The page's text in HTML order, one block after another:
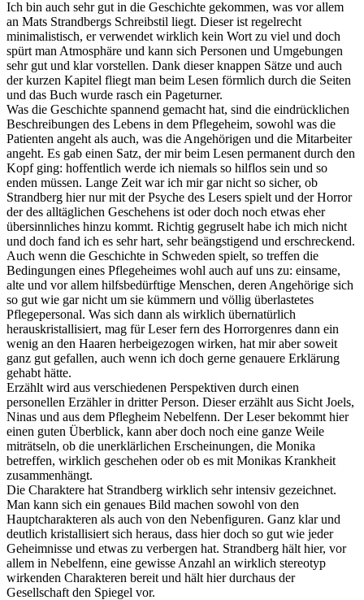
Ich bin auch sehr gut in die Geschichte gekommen, was vor allem
an Mats Strandbergs Schreibstil liegt. Dieser ist regelrecht
minimalistisch, er verwendet wirklich kein Wort zu viel und doch
spürt man Atmosphäre und kann sich Personen und Umgebungen
sehr gut und klar vorstellen. Dank dieser knappen Sätze und auch
der kurzen Kapitel fliegt man beim Lesen förmlich durch die Seiten
und das Buch wurde rasch ein Pageturner.
Was die Geschichte spannend gemacht hat, sind die eindrücklichen
Beschreibungen des Lebens in dem Pflegeheim, sowohl was die
Patienten angeht als auch, was die Angehörigen und die Mitarbeiter
angeht. Es gab einen Satz, der mir beim Lesen permanent durch den
Kopf ging: hoffentlich werde ich niemals so hilflos sein und so
enden müssen. Lange Zeit war ich mir gar nicht so sicher, ob
Strandberg hier nur mit der Psyche des Lesers spielt und der Horror
der des alltäglichen Geschehens ist oder doch noch etwas eher
übersinnliches hinzu kommt. Richtig gegruselt habe ich mich nicht
und doch fand ich es sehr hart, sehr beängstigend und erschreckend.
Auch wenn die Geschichte in Schweden spielt, so treffen die
Bedingungen eines Pflegeheimes wohl auch auf uns zu: einsame,
alte und vor allem hilfsbedürftige Menschen, deren Angehörige sich
so gut wie gar nicht um sie kümmern und völlig überlastetes
Pflegepersonal. Was sich dann als wirklich übernatürlich
herauskristallisiert, mag für Leser fern des Horrorgenres dann ein
wenig an den Haaren herbeigezogen wirken, hat mir aber soweit
ganz gut gefallen, auch wenn ich doch gerne genauere Erklärung
gehabt hätte.
Erzählt wird aus verschiedenen Perspektiven durch einen
personellen Erzähler in dritter Person. Dieser erzählt aus Sicht Joels,
Ninas und aus dem Pflegheim Nebelfenn. Der Leser bekommt hier
einen guten Überblick, kann aber doch noch eine ganze Weile
miträtseln, ob die unerklärlichen Erscheinungen, die Monika
betreffen, wirklich geschehen oder ob es mit Monikas Krankheit
zusammenhängt.
Die Charaktere hat Strandberg wirklich sehr intensiv gezeichnet.
Man kann sich ein genaues Bild machen sowohl von den
Hauptcharakteren als auch von den Nebenfiguren. Ganz klar und
deutlich kristallisiert sich heraus, dass hier doch so gut wie jeder
Geheimnisse und etwas zu verbergen hat. Strandberg hält hier, vor
allem in Nebelfenn, eine gewisse Anzahl an wirklich stereotyp
wirkenden Charakteren bereit und hält hier durchaus der
Gesellschaft den Spiegel vor.